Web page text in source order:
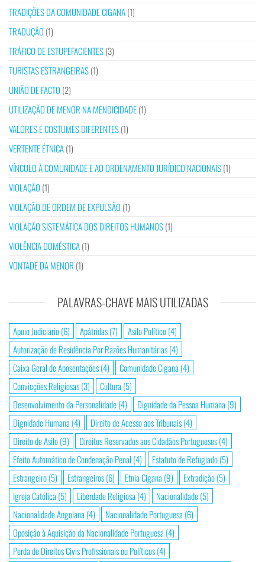
TRADIÇÕES DA COMUNIDADE CIGANA(1)
TRADUÇÃO (1)
TRÁFICO DE ESTUPEFACIENTES(3)
TURISTAS ESTRANGEIRAS(1)
UNIÃO DE FACTO (2)
UTILIZAÇÃO DE MENOR NA MENDICIDADE(1)
VALORES E COSTUMES DIFERENTES(1)
VERTENTE ÉTNICA(1)
VÍNCULO À COMUNIDADE E AO ORDENAMENTO JURÍDICO NACIONAIS(1)
VIOLAÇÃO (1)
VIOLAÇÃO DE ORDEM DE EXPULSÃO (1)
VIOLAÇÃO SISTEMÁTICA DOS DIREITOS HUMANOS(1)
VIOLÊNCIA DOMÉSTICA(1)
VONTADE DA MENOR (1)
PALAVRAS-CHAVE MAIS UTILIZADAS
Apoio Judiciário(6) Apátridas(7) Asilo Político(4)
Autorização de Residência Por Razões Humanitárias(4)
Caixa Geral de Aposentações(4) Comunidade Cigana (4)
Convicções Religiosas(3) Cultura (5)
Desenvolvimento da Personalidade(4) Dignidade da Pessoa Humana (9)
Dignidade Humana (4) Direito de Acesso aos Tribunais(4)
Direito de Asilo(9) Direitos Reservados aos Cidadãos Portugueses(4)
Efeito Automático de Condenação Penal (4) Estatuto de Refugiado(5)
Estrangeiro(5) Estrangeiros(6) Etnia Cigana (9) Extradição(5)
Igreja Católica (5) Liberdade Religiosa (4) Nacionalidade(5)
Nacionalidade Angolana (4) Nacionalidade Portuguesa (6)
Oposição à Aquisição da Nacionalidade Portuguesa (4)
Perda de Direitos Civis Profissionais ou Políticos(4)